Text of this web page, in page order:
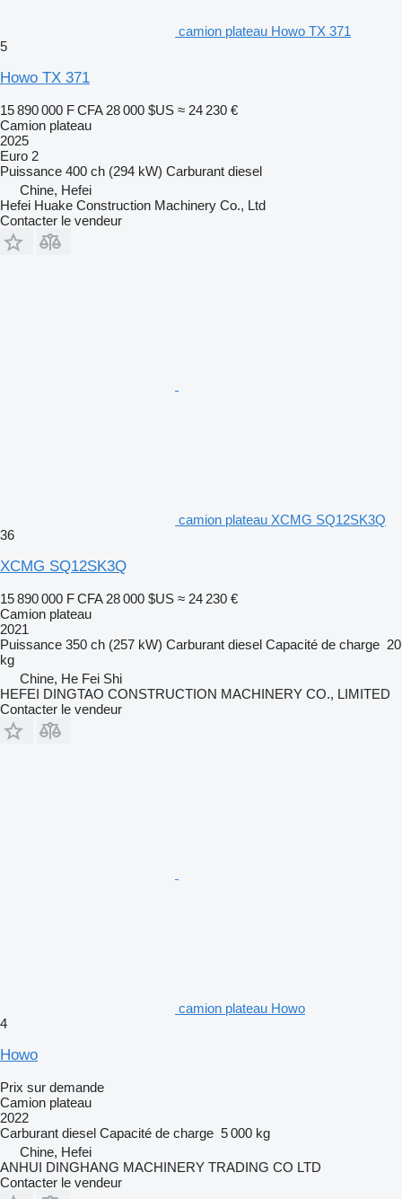
camion plateau Howo TX 371
5
Howo TX 371
15 890 000 F CFA 28 000 $US ≈ 24 230 €
Camion plateau
2025
Euro 2
Puissance 400 ch (294 kW) Carburant diesel
Chine, Hefei
Hefei Huake Construction Machinery Co., Ltd
Contacter le vendeur
camion plateau XCMG SQ12SK3Q
36
XCMG SQ12SK3Q
15 890 000 F CFA 28 000 $US ≈ 24 230 €
Camion plateau
2021
Puissance 350 ch (257 kW) Carburant diesel Capacité de charge 20
kg
Chine, He Fei Shi
HEFEI DINGTAO CONSTRUCTION MACHINERY CO., LIMITED
Contacter le vendeur
camion plateau Howo
4
Howo
Prix sur demande
Camion plateau
2022
Carburant diesel Capacité de charge 5 000 kg
Chine, Hefei
ANHUI DINGHANG MACHINERY TRADING CO LTD
Contacter le vendeur